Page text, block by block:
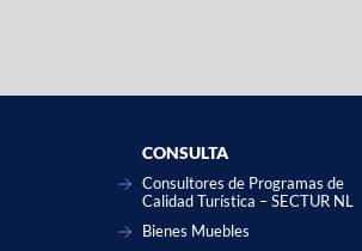
CONSULTA
Consultores de Programas de
Calidad Turística – SECTUR NL
Bienes Muebles